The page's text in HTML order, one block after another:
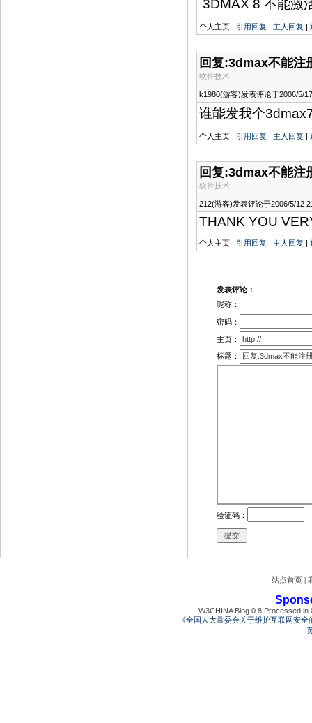
3DMAX 8 不能激
个人主页 | 引用回复 | 主人回复 |
回复:3dmax不能注
软件技术
k1980(游客)发表评论于2006/5/
谁能发我个
个人主页 | 引用回复 | 主人回复 |
回复:3dmax不能注
软件技术
212(游客)发表评论于2006/5/12
THANK YOU
个人主页 | 引用回复 | 主人回复 |
发表评论：
昵称：
密码：
主页：
标题：
验证码：
站点首页 |
W3CHINA Blog 0.8 Processed
《全国人大常委会关于维护互联网安全